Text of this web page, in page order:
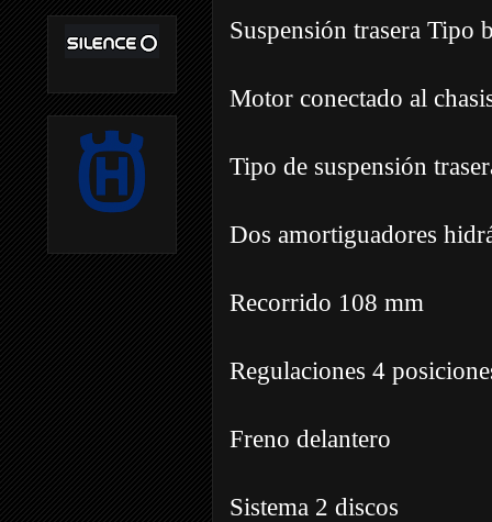
Suspensión trasera Tipo
Motor conectado al
Tipo de suspensión
Dos amortiguadores
Recorrido 108 mm
Regulaciones 4
Freno delantero
Sistema 2 discos